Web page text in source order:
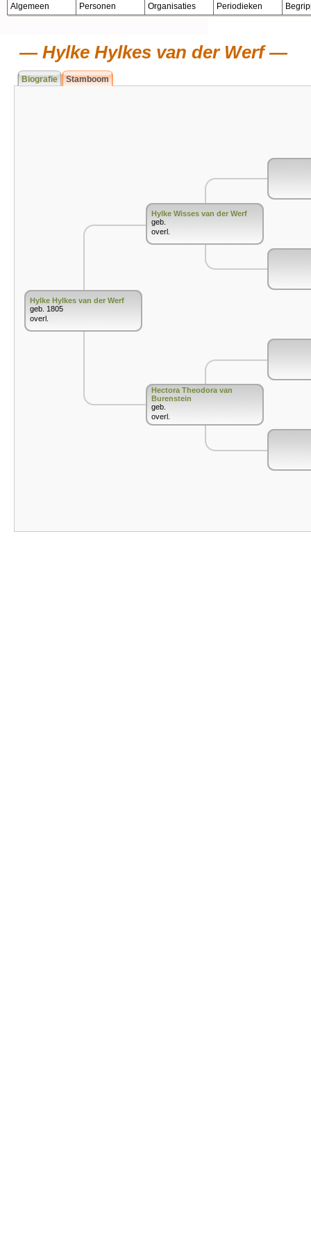
Algemeen Personen Organisaties Periodieken
Hylke Hylkes van der Werf
Biografie Stamboom
Hylke Hylkes van der Werf
geb. 1805
overl.
Hylke Wisses van der Werf
geb.
overl.
Hectora Theodora van
Burenstein
geb.
overl.